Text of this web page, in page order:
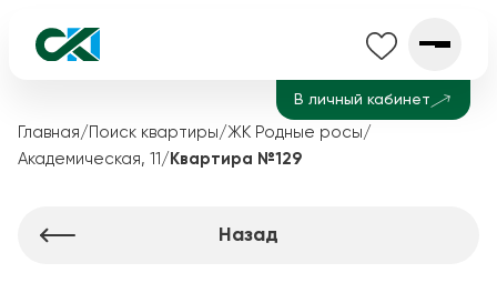
В личный кабинет
Главная/ Поиск квартиры/ЖК Родные росы/
Академическая, 11 / Квартира №129
Назад